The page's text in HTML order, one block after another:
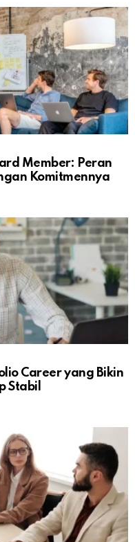
Member: Peran
Komitmennya
Career yang Bikin
Stabil